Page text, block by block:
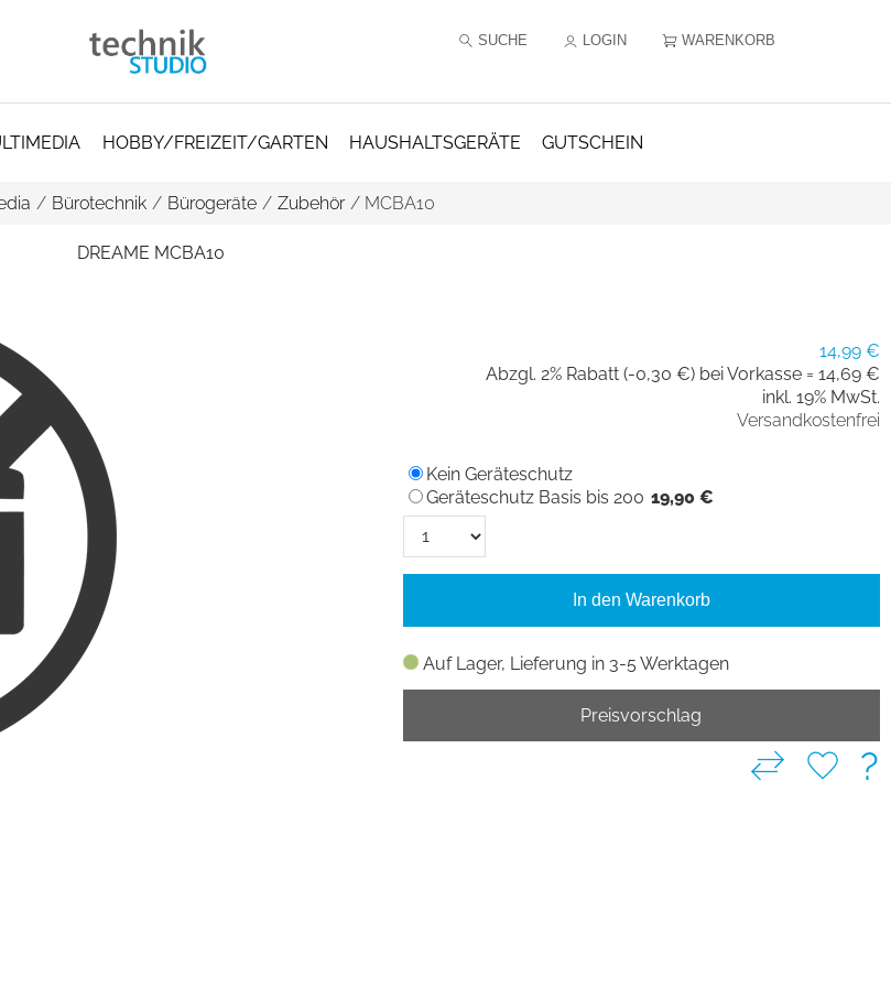
SUCHE LOGIN WARENKORB
HOBBY/FREIZEIT/GARTEN HAUSHALTSGERÄTE GUTSCHEIN
/ Bürotechnik / Bürogeräte / Zubehör / MCBA10
DREAME MCBA10
14,99 €
Abzgl. 2% Rabatt (-0,30 €) bei Vorkasse = 14,69 €
inkl. 19% MwSt.
Versandkostenfrei
Auf Lager, Lieferung in 3-5 Werktagen
Kein Geräteschutz
Geräteschutz Basis bis 200 19,90 €
In den Warenkorb
Preisvorschlag
?